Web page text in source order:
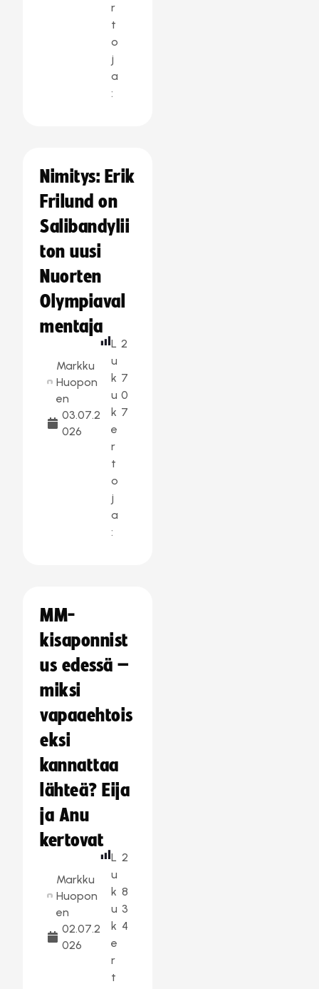
r
t
o
j
a
:
Nimitys: Erik
Frilund on
Salibandylii
ton uusi
Nuorten
Olympiaval
mentaja
Markku
Huopon
en
03.07.2
026
L
u
k
u
k
e
r
t
o
j
a
:
2
7
0
7
MM-
kisaponnist
us edessä –
miksi
vapaaehtois
eksi
kannattaa
lähteä? Eija
ja Anu
kertovat
Markku
Huopon
en
02.07.2
026
L
u
k
u
k
e
r
t
2
8
3
4